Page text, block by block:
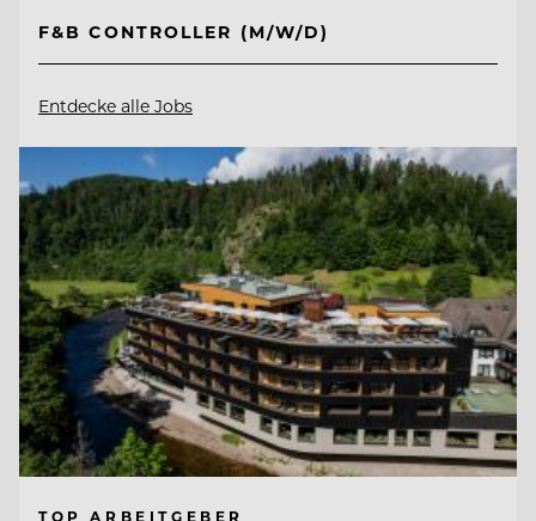
F&B CONTROLLER (M/W/D)
Entdecke alle Jobs
TOP ARBEITGEBER